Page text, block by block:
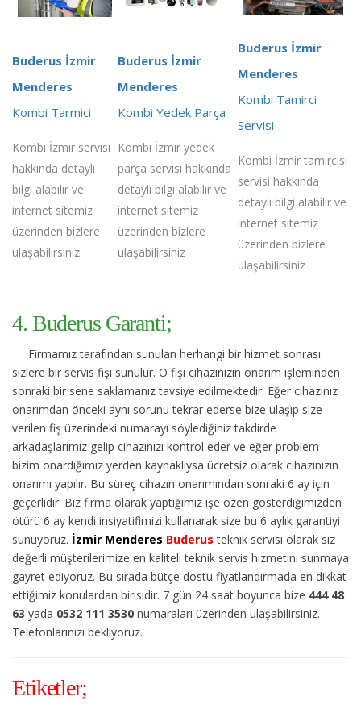
Buderus İzmir
Menderes
Kombi Tarmici
Kombi İzmir servisi
hakkında detaylı
bilgi alabilir ve
internet sitemiz
üzerinden bizlere
ulaşabilirsiniz
Buderus İzmir
Menderes
Kombi Yedek Parça
Kombi İzmir yedek
parça servisi hakkında
detaylı bilgi alabilir ve
internet sitemiz
üzerinden bizlere
ulaşabilirsiniz
Buderus İzmir
Menderes
Kombi Tamirci
Servisi
Kombi İzmir tamircisi
servisi hakkında
detaylı bilgi alabilir ve
internet sitemiz
üzerinden bizlere
ulaşabilirsiniz
4. Buderus Garanti;
Firmamız tarafından sunulan herhangi bir hizmet sonrası
sizlere bir servis fişi sunulur. O fişi cihazınızın onarım işleminden
sonraki bir sene saklamanız tavsiye edilmektedir. Eğer cihazınız
onarımdan önceki aynı sorunu tekrar ederse bize ulaşıp size
verilen fiş üzerindeki numarayı söylediğiniz takdirde
arkadaşlarımız gelip cihazınızı kontrol eder ve eğer problem
bizim onardığımız yerden kaynaklıysa ücretsiz olarak cihazınızın
onarımı yapılır. Bu süreç cihazın onarımından sonraki 6 ay için
geçerlidir. Biz firma olarak yaptığımız işe özen gösterdiğimizden
ötürü 6 ay kendi insiyatifimizi kullanarak size bu 6 aylık garantiyi
sunuyoruz. İzmir Menderes Buderus teknik servisi olarak siz
değerli müşterilerimize en kaliteli teknik servis hizmetini sunmaya
gayret ediyoruz. Bu sırada bütçe dostu fiyatlandırmada en dikkat
ettiğimiz konulardan birisidir. 7 gün 24 saat boyunca bize 444 48
63 yada 0532 111 3530 numaraları üzerinden ulaşabilirsiniz.
Telefonlarınızı bekliyoruz.
Etiketler;